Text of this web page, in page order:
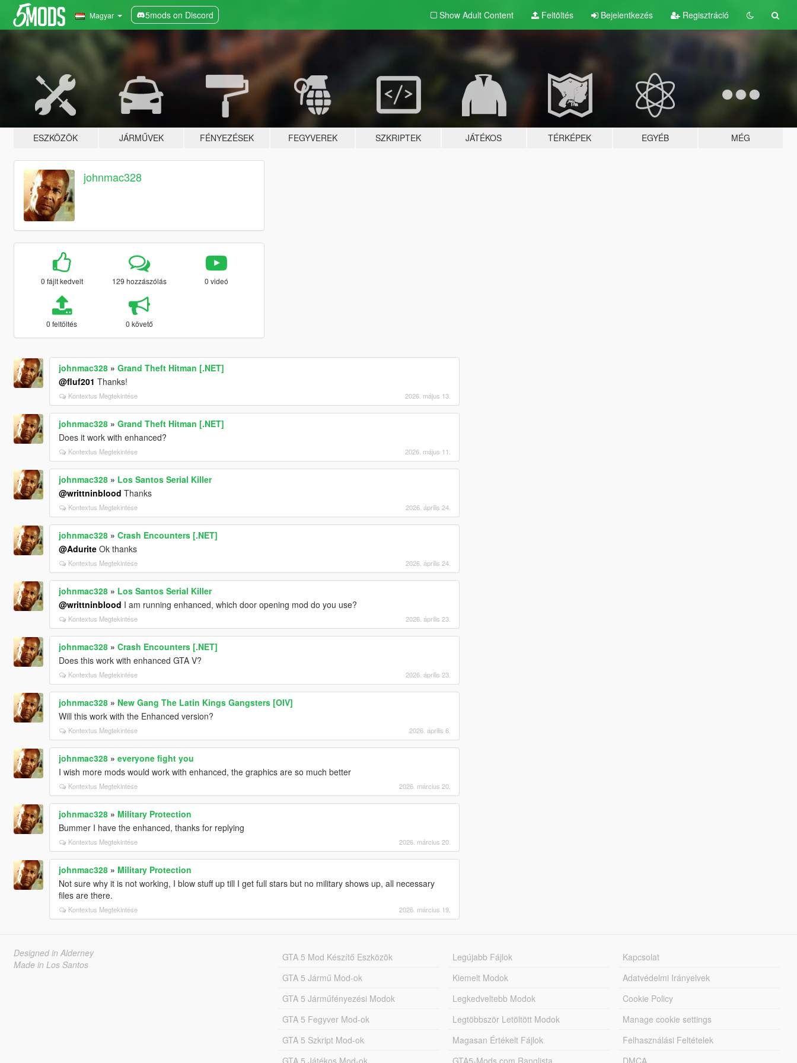
Magyar 5mods on Discord Show Adult Content Feltöltés Bejelentkezés Regisztráció
ESZKÖZÖK JÁRMŰVEK FÉNYEZÉSEK FEGYVEREK SZKRIPTEK JÁTÉKOS TÉRKÉPEK EGYÉB MÉG
johnmac328
0 fájlt kedvelt 129 hozzászólás 0 videó
0 feltöltés 0 követő
johnmac328» Grand Theft Hitman [.NET]
@fluf201 Thanks!
Kontextus Megtekintése 2026. május 13.
johnmac328» Grand Theft Hitman [.NET]
Does it work with enhanced?
Kontextus Megtekintése 2026. május 11.
johnmac328» Los Santos Serial Killer
@writtninblood Thanks
Kontextus Megtekintése 2026. április 24.
johnmac328» Crash Encounters [.NET]
@AduriteOk thanks
Kontextus Megtekintése 2026. április 24.
johnmac328» Los Santos Serial Killer
@writtninblood I am running enhanced, which door opening mod do you use?
Kontextus Megtekintése 2026. április 23.
johnmac328» Crash Encounters [.NET]
Does this work with enhanced GTA V?
Kontextus Megtekintése 2026. április 23.
johnmac328» New Gang The Latin Kings Gangsters [OIV]
Will this work with the Enhanced version?
Kontextus Megtekintése 2026. április 6.
johnmac328» everyone fight you
I wish more mods would work with enhanced, the graphics are so much better
Kontextus Megtekintése 2026. március 20.
johnmac328» Military Protection
Bummer I have the enhanced, thanks for replying
Kontextus Megtekintése 2026. március 20.
johnmac328» Military Protection
Not sure why it is not working, I blow stuff up till I get full stars but no military shows up, all necessary
files are there.
Kontextus Megtekintése 2026. március 19.
Designed in Alderney
Made in Los Santos
GTA 5 Mod Készítő Eszközök
GTA 5 Jármű Mod-ok
GTA 5 Járműfényezési Modok
GTA 5 Fegyver Mod-ok
GTA 5 Szkript Mod-ok
GTA 5 Játékos Mod-ok
Legújabb Fájlok
Kiemelt Modok
Legkedveltebb Modok
Legtöbbször Letöltött Modok
Magasan Értékelt Fájlok
GTA5-Mods.com Ranglista
Kapcsolat
Adatvédelmi Irányelvek
Cookie Policy
Manage cookie settings
Felhasználási Feltételek
DMCA